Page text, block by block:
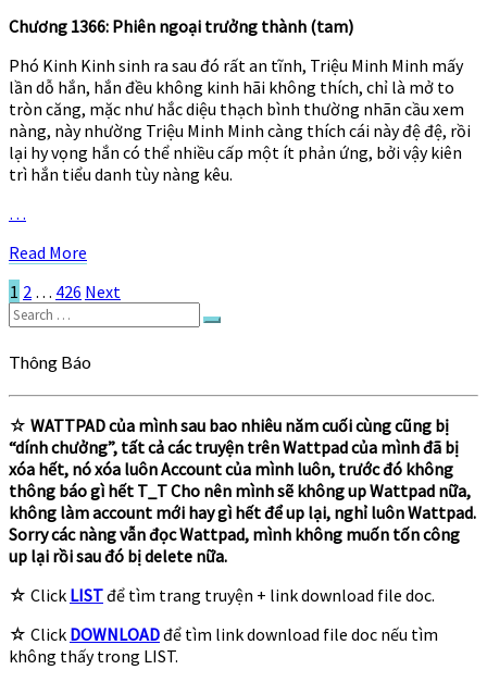
Ch
–
1367
Chương 1366: Phiên ngoại trưởng thành (tam)
Phó Kinh Kinh sinh ra sau đó rất an tĩnh, Triệu Minh Minh mấy
lần dỗ hắn, hắn đều không kinh hãi không thích, chỉ là mở to
tròn căng, mặc như hắc diệu thạch bình thường nhãn cầu xem
nàng, này nhường Triệu Minh Minh càng thích cái này đệ đệ, rồi
lại hy vọng hắn có thể nhiều cấp một ít phản ứng, bởi vậy kiên
trì hắn tiểu danh tùy nàng kêu.
…
Read More
Posts
pagination
1 2 … 426 Next
Search
for:
Search
Thông Báo
☆ WATTPAD của mình sau bao nhiêu năm cuối cùng cũng bị
“dính chưởng”, tất cả các truyện trên Wattpad của mình đã bị
xóa hết, nó xóa luôn Account của mình luôn, trước đó không
thông báo gì hết T_T Cho nên mình sẽ không up Wattpad nữa,
không làm account mới hay gì hết để up lại, nghỉ luôn Wattpad.
Sorry các nàng vẫn đọc Wattpad, mình không muốn tốn công
up lại rồi sau đó bị delete nữa.
☆ Click LISTđể tìm trang truyện + link download file doc.
☆ Click DOWNLOADđể tìm link download file doc nếu tìm
không thấy trong LIST.